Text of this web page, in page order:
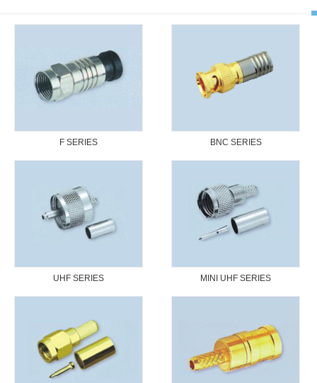
F SERIES BNC SERIES
UHF SERIES MINI UHF SERIES